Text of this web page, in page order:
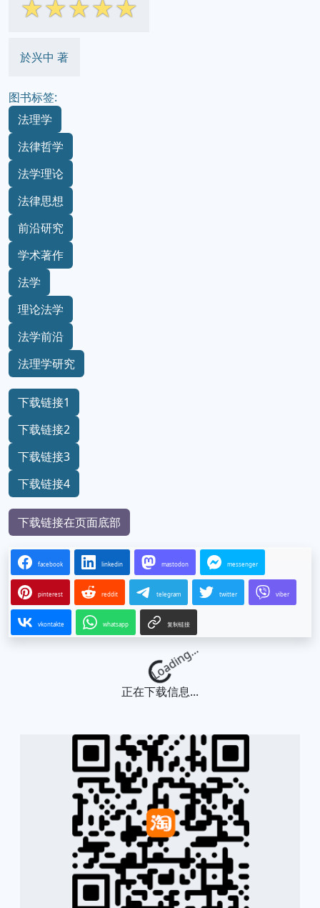
☆☆☆☆☆
於兴中 著
图书标签:
法理学
法律哲学
法学理论
法律思想
前沿研究
学术著作
法学
理论法学
法学前沿
法理学研究
下载链接1
下载链接2
下载链接3
下载链接4
下载链接在页面底部
facebook linkedin mastodon messenger
pinterest reddit telegram twitter viber
vkontakte whatsapp 复制链接
Loading...
正在下载信息...